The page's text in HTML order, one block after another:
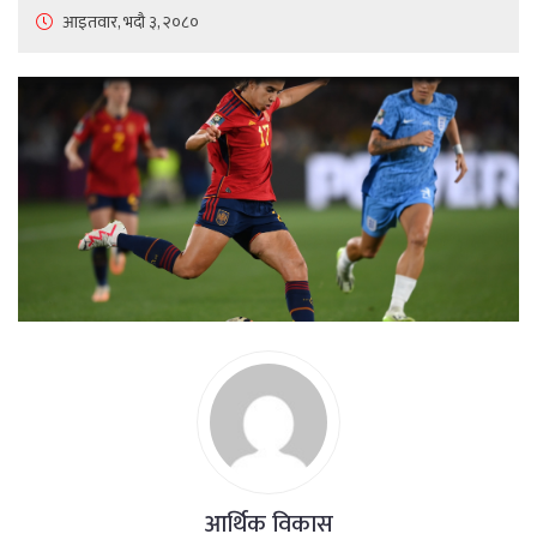
आइतवार, भदौ ३, २०८०
आर्थिक विकास